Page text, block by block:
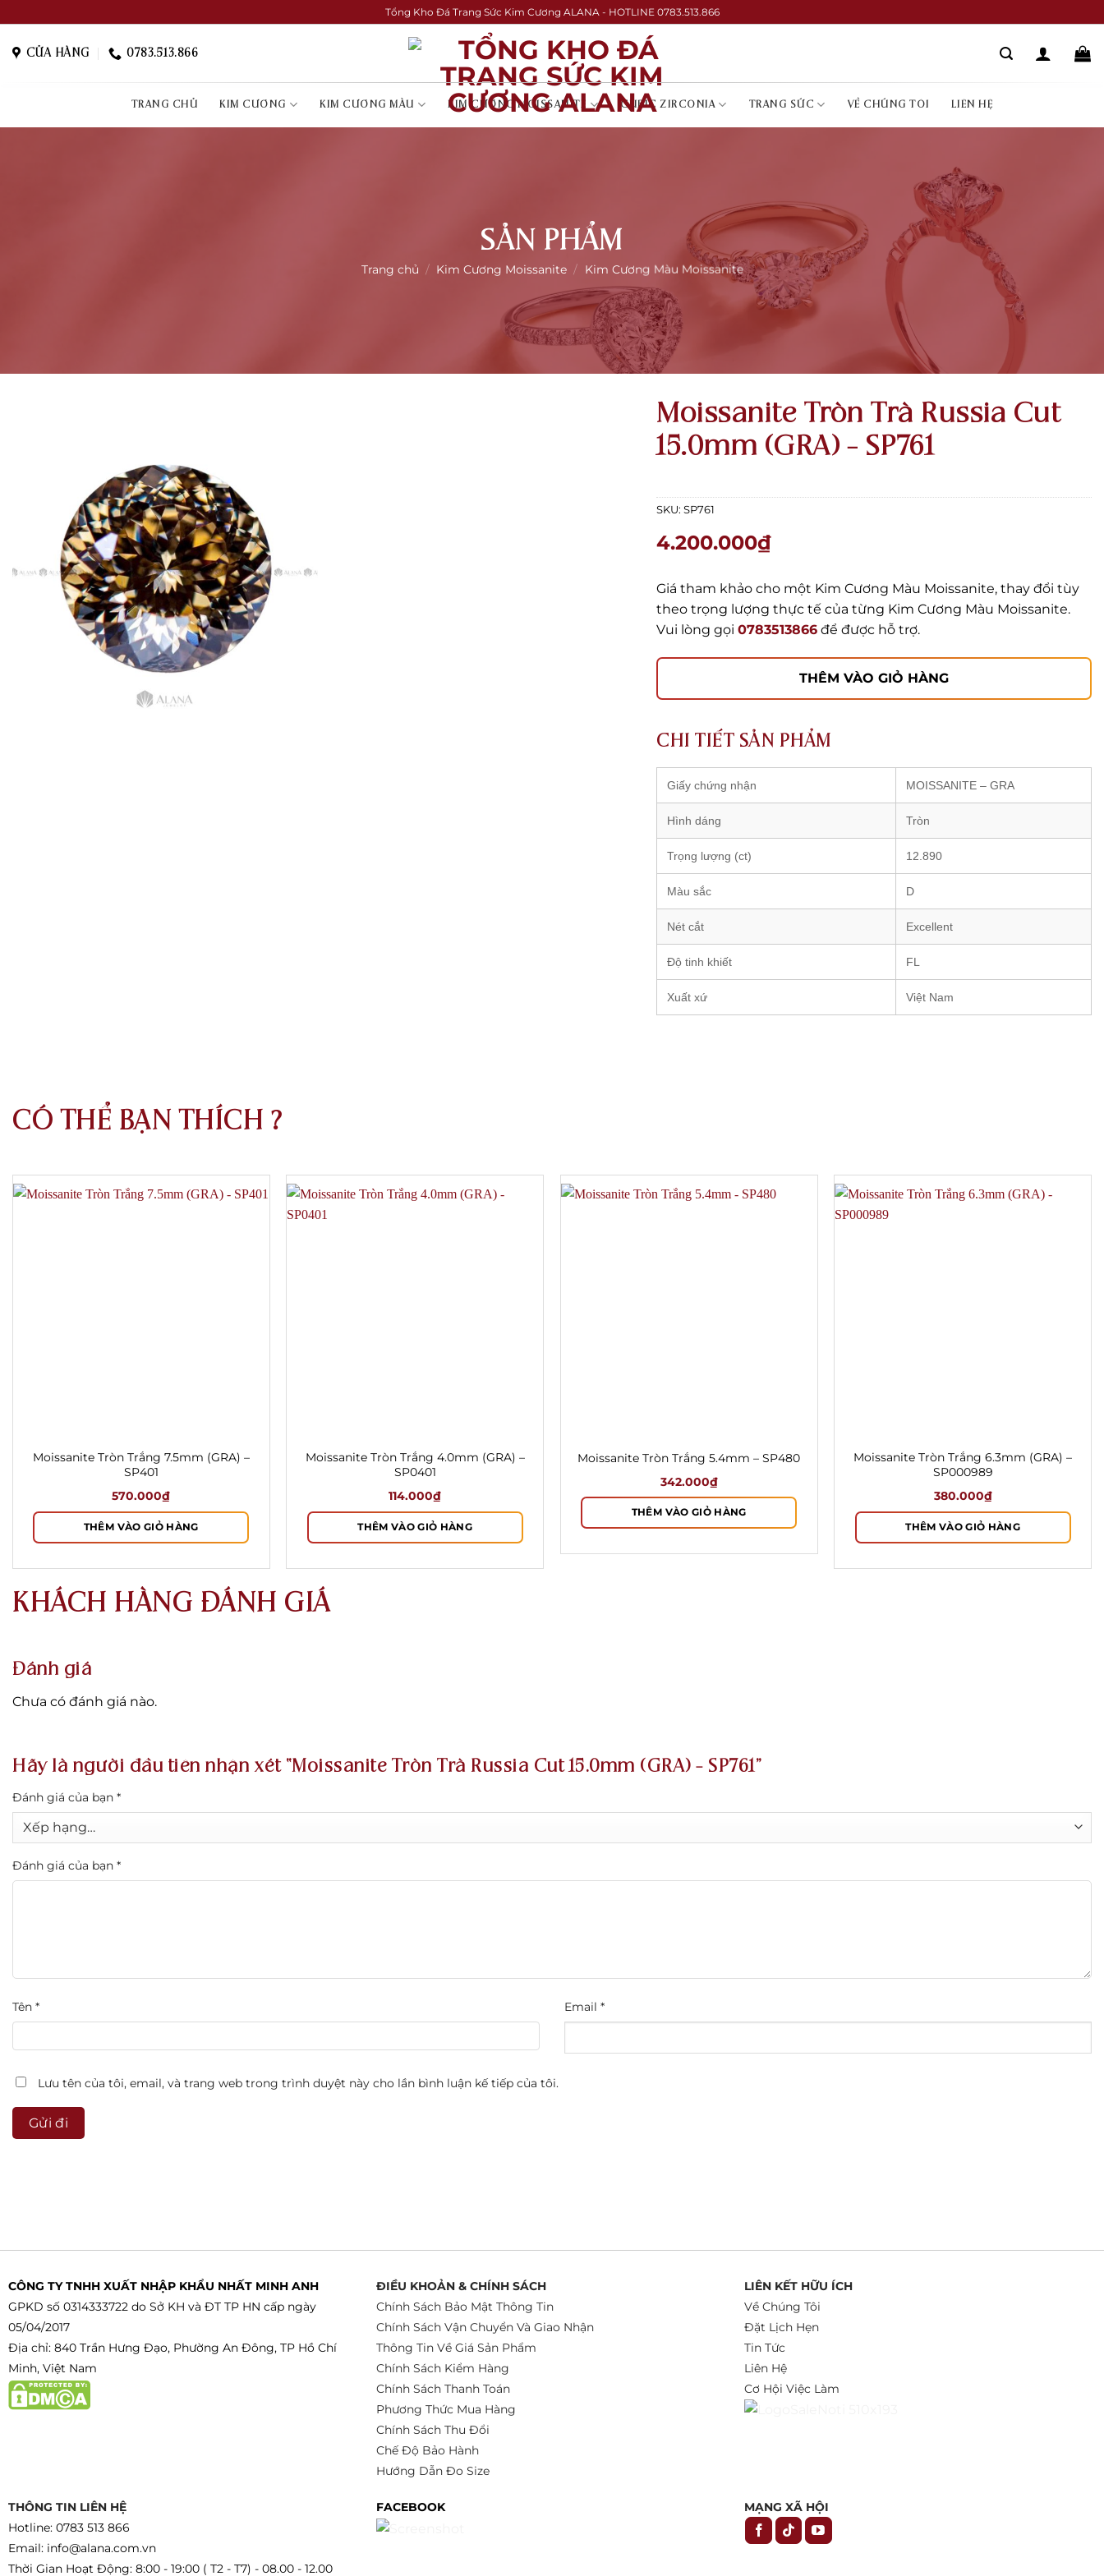
to
content
Tổng Kho Đá Trang Sức Kim Cương ALANA - HOTLINE 0783.513.866
CỬA HÀNG 0783.513.866
TRANG CHỦ KIM CƯƠNG KIM CƯƠNG MÀU KIM CƯƠNG MOISSANITE CUBIC ZIRCONIA TRANG SỨC VỀ CHÚNG TÔI LIÊN HỆ
SẢN PHẨM
Trang chủ / Kim Cương Moissanite / Kim Cương Màu Moissanite
Moissanite Tròn Trà Russia Cut
15.0mm (GRA) – SP761
SKU: SP761
4.200.000₫
Giá tham khảo cho một Kim Cương Màu Moissanite, thay đổi tùy
theo trọng lượng thực tế của từng Kim Cương Màu Moissanite.
Vui lòng gọi 0783513866 để được hỗ trợ.
THÊM VÀO GIỎ HÀNG
CHI TIẾT SẢN PHẨM
Giấy chứng nhận MOISSANITE – GRA
Hình dáng Tròn
Trọng lượng (ct) 12.890
Màu sắc D
Nét cắt Excellent
Độ tinh khiết FL
Xuất xứ Việt Nam
CÓ THỂ BẠN THÍCH ?
Moissanite Tròn Trắng 7.5mm (GRA) –
SP401
570.000₫
THÊM VÀO GIỎ HÀNG
Moissanite Tròn Trắng 4.0mm (GRA) –
SP0401
114.000₫
THÊM VÀO GIỎ HÀNG
Moissanite Tròn Trắng 5.4mm – SP480
342.000₫
THÊM VÀO GIỎ HÀNG
Moissanite Tròn Trắng 6.3mm (GRA) –
SP000989
380.000₫
THÊM VÀO GIỎ HÀNG
KHÁCH HÀNG ĐÁNH GIÁ
Đánh giá
Chưa có đánh giá nào.
Hãy là người đầu tiên nhận xét “Moissanite Tròn Trà Russia Cut 15.0mm (GRA) – SP761”
Đánh giá của bạn *
Đánh giá của bạn *
Tên * Email *
Lưu tên của tôi, email, và trang web trong trình duyệt này cho lần bình luận kế tiếp của tôi.
CÔNG TY TNHH XUẤT NHẬP KHẨU NHẤT MINH ANH
GPKD số 0314333722 do Sở KH và ĐT TP HN cấp ngày
05/04/2017
Địa chỉ: 840 Trần Hưng Đạo, Phường An Đông, TP Hồ Chí
Minh, Việt Nam
ĐIỀU KHOẢN & CHÍNH SÁCH
Chính Sách Bảo Mật Thông Tin
Chính Sách Vận Chuyển Và Giao Nhận
Thông Tin Về Giá Sản Phẩm
Chính Sách Kiểm Hàng
Chính Sách Thanh Toán
Phương Thức Mua Hàng
Chính Sách Thu Đổi
Chế Độ Bảo Hành
Hướng Dẫn Đo Size
LIÊN KẾT HỮU ÍCH
Về Chúng Tôi
Đặt Lịch Hẹn
Tin Tức
Liên Hệ
Cơ Hội Việc Làm
THÔNG TIN LIÊN HỆ
Hotline: 0783 513 866
Email: info@alana.com.vn
Thời Gian Hoạt Động: 8:00 - 19:00 ( T2 - T7) - 08.00 - 12.00
FACEBOOK MẠNG XÃ HỘI